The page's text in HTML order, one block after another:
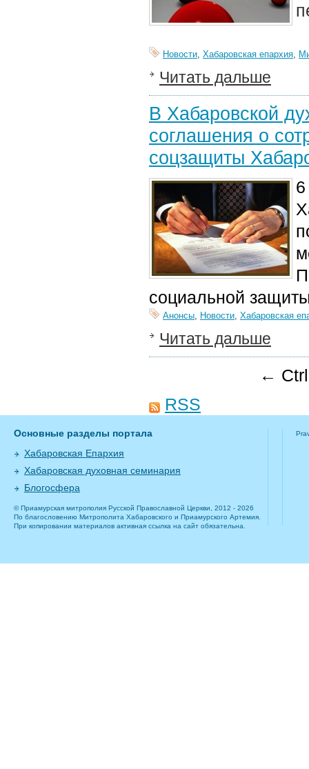
Новости, Хабаровская епархия,
Читать дальше
В Хабаровской
соглашения о
соцзащиты
социальной
Анонсы, Новости, Хабаровская
Читать дальше
←
RSS
Основные разделы портала
Хабаровская Епархия
Хабаровская духовная семинария
Блогосфера
© Приамурская митрополия Русской Православной Церкви, 2012 - 2026
По благословению Митрополита Хабаровского и Приамурского Артемия.
При копировании материалов активная ссылка на сайт обязательна.